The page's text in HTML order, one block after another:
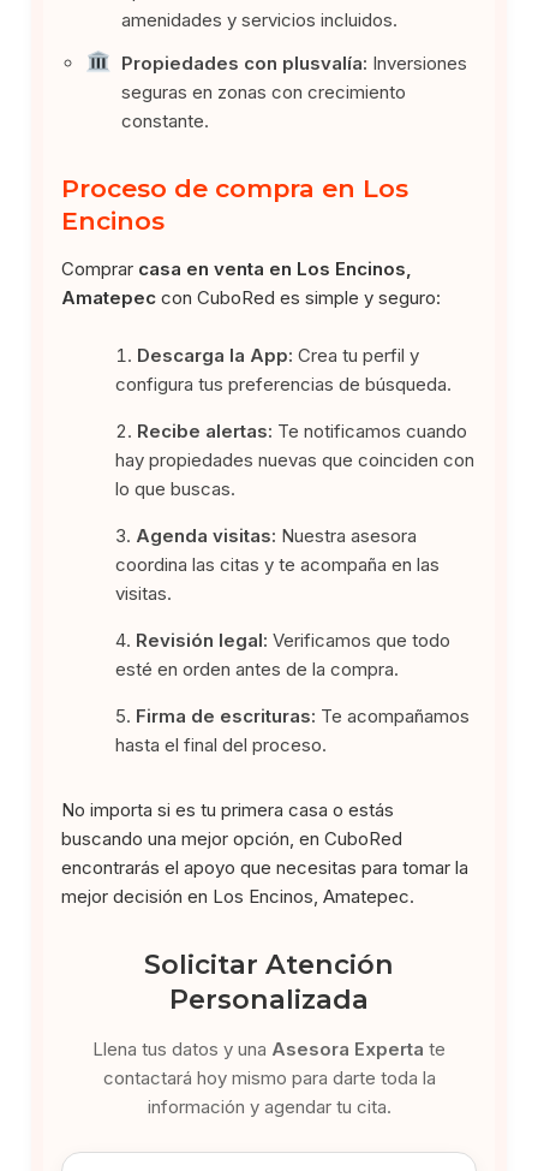
amenidades y servicios incluidos.
Propiedades con plusvalía: Inversiones
seguras en zonas con crecimiento
constante.
Proceso de compra en Los
Encinos
Comprar casa en venta en Los Encinos,
Amatepec con CuboRed es simple y seguro:
Descarga la App: Crea tu perfil y
configura tus preferencias de búsqueda.
Recibe alertas: Te notificamos cuando
hay propiedades nuevas que coinciden con
lo que buscas.
Agenda visitas: Nuestra asesora
coordina las citas y te acompaña en las
visitas.
Revisión legal: Verificamos que todo
esté en orden antes de la compra.
Firma de escrituras: Te acompañamos
hasta el final del proceso.
No importa si es tu primera casa o estás
buscando una mejor opción, en CuboRed
encontrarás el apoyo que necesitas para tomar la
mejor decisión en Los Encinos, Amatepec.
Solicitar Atención
Personalizada
Llena tus datos y una Asesora Experta te
contactará hoy mismo para darte toda la
información y agendar tu cita.